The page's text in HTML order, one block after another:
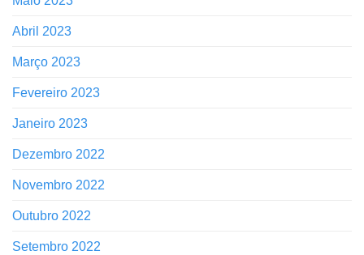
Abril 2023
Março 2023
Fevereiro 2023
Janeiro 2023
Dezembro 2022
Novembro 2022
Outubro 2022
Setembro 2022